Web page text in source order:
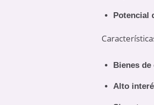
Potencial
Bienes
Alto